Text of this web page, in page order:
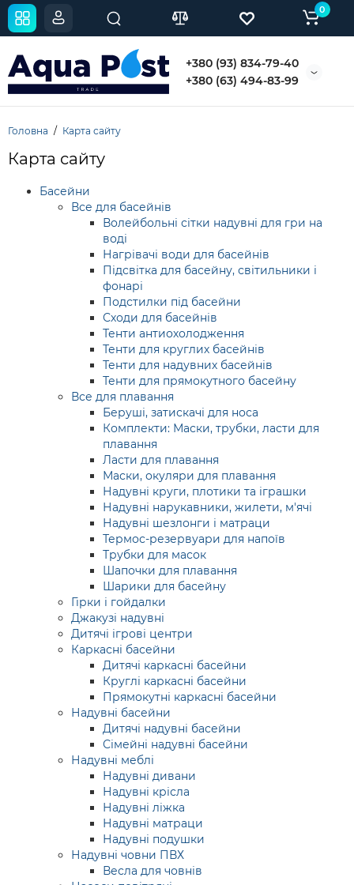
+380 (93) 834-79-40
+380 (63) 494-83-99
0
Головна Карта сайту
Карта сайту
Басейни
Все для басейнів
Волейбольні сітки надувні для гри на
воді
Нагрівачі води для басейнів
Підсвітка для басейну, світильники і
фонарі
Подстилки під басейни
Сходи для басейнів
Тенти антиохолодження
Тенти для круглих басейнів
Тенти для надувних басейнів
Тенти для прямокутного басейну
Все для плавання
Беруші, затискачі для носа
Комплекти: Маски, трубки, ласти для
плавання
Ласти для плавання
Маски, окуляри для плавання
Надувні круги, плотики та іграшки
Надувні нарукавники, жилети, м'ячі
Надувні шезлонги і матраци
Термос-резервуари для напоїв
Трубки для масок
Шапочки для плавання
Шарики для басейну
Гірки і гойдалки
Джакузі надувні
Дитячі ігрові центри
Каркасні басейни
Дитячі каркасні басейни
Круглі каркасні басейни
Прямокутні каркасні басейни
Надувні басейни
Дитячі надувні басейни
Сімейні надувні басейни
Надувні меблі
Надувні дивани
Надувні крісла
Надувні ліжка
Надувні матраци
Надувні подушки
Надувні човни ПВХ
Весла для човнів